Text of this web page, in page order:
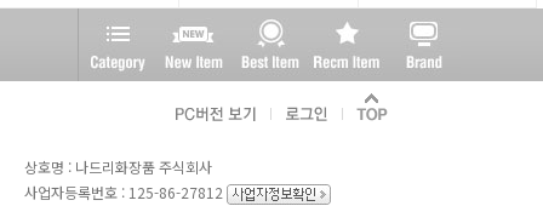
상호명 : 나드리화장품 주식회사
사업자등록번호 : 125-86-27812